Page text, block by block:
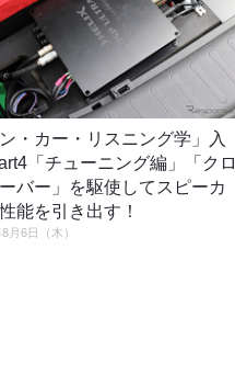
ン・カー・リスニング学」入
「チューニング編」「クロ
バー」を駆使してスピーカ
能を引き出す！
月6日（木）